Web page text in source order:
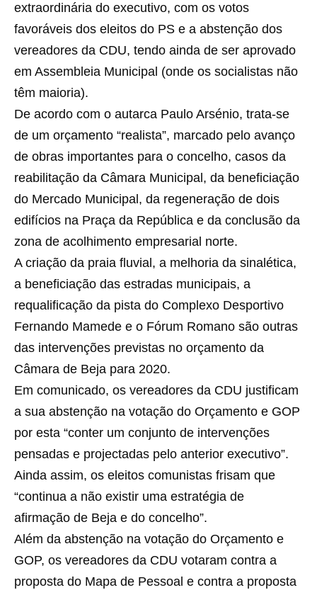
extraordinária do executivo, com os votos
favoráveis dos eleitos do PS e a abstenção dos
vereadores da CDU, tendo ainda de ser aprovado
em Assembleia Municipal (onde os socialistas não
têm maioria).
De acordo com o autarca Paulo Arsénio, trata-se
de um orçamento “realista”, marcado pelo avanço
de obras importantes para o concelho, casos da
reabilitação da Câmara Municipal, da beneficiação
do Mercado Municipal, da regeneração de dois
edifícios na Praça da República e da conclusão da
zona de acolhimento empresarial norte.
A criação da praia fluvial, a melhoria da sinalética,
a beneficiação das estradas municipais, a
requalificação da pista do Complexo Desportivo
Fernando Mamede e o Fórum Romano são outras
das intervenções previstas no orçamento da
Câmara de Beja para 2020.
Em comunicado, os vereadores da CDU justificam
a sua abstenção na votação do Orçamento e GOP
por esta “conter um conjunto de intervenções
pensadas e projectadas pelo anterior executivo”.
Ainda assim, os eleitos comunistas frisam que
“continua a não existir uma estratégia de
afirmação de Beja e do concelho”.
Além da abstenção na votação do Orçamento e
GOP, os vereadores da CDU votaram contra a
proposta do Mapa de Pessoal e contra a proposta